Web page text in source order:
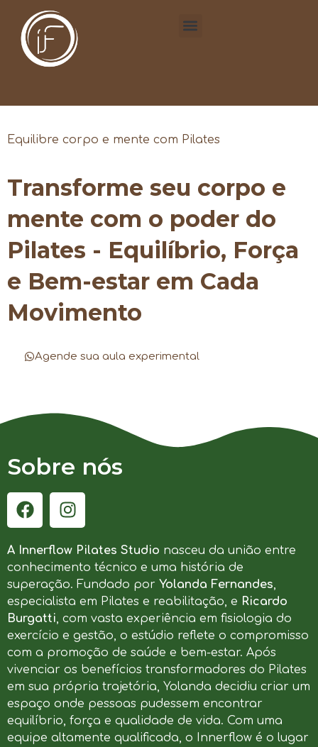
Equilibre corpo e mente com Pilates
Transforme seu corpo e
mente com o poder do
Pilates - Equilíbrio, Força
e Bem-estar em Cada
Movimento
Agende sua aula experimental
Sobre nós
A Innerflow Pilates Studio nasceu da união entre
conhecimento técnico e uma história de
superação. Fundado por Yolanda Fernandes,
especialista em Pilates e reabilitação, e Ricardo
Burgatti, com vasta experiência em fisiologia do
exercício e gestão, o estúdio reflete o compromisso
com a promoção de saúde e bem-estar. Após
vivenciar os benefícios transformadores do Pilates
em sua própria trajetória, Yolanda decidiu criar um
espaço onde pessoas pudessem encontrar
equilíbrio, força e qualidade de vida. Com uma
equipe altamente qualificada, o Innerflow é o lugar